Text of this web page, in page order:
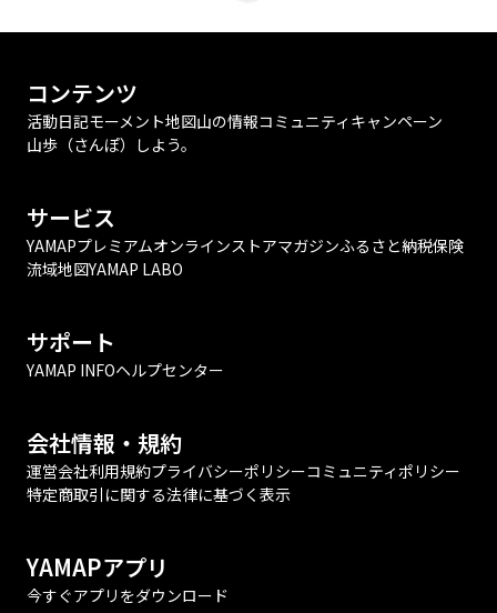
コンテンツ
活動日記モーメント地図山の情報コミュニティ キャンペーン
山歩（さんぽ）しよう。
サービス
YAMAPプレミアムオンラインストアマガジンふるさと納税保険
流域地図YAMAP LABO
サポート
YAMAP INFOヘルプセンター
会社情報・規約
運営会社利用規約プライバシーポリシーコミュニティポリシー
特定商取引に関する法律に基づく表示
YAMAPアプリ
今すぐアプリをダウンロード